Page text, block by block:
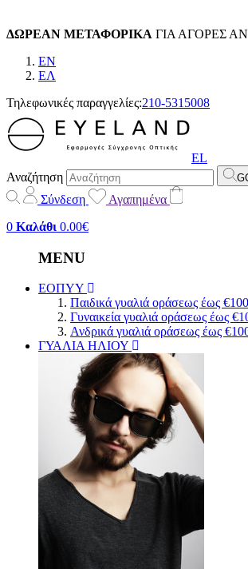
ΔΩΡΕΑΝ ΜΕΤΑΦΟΡΙΚΑ ΓΙΑ ΑΓΟΡΕΣ
EN
EΛ
Τηλεφωνικές παραγγελίες:210-5315008
EL
Αναζήτηση
Σύνδεση
Αγαπημένα
0 Καλάθι 0.00€
MENU
ΕΟΠΥΥ
Παιδικά γυαλιά οράσεως έως €100
Γυναικεία γυαλιά οράσεως έως
Ανδρικά γυαλιά οράσεως έως
ΓΥΑΛΙΑ ΗΛΙΟΥ